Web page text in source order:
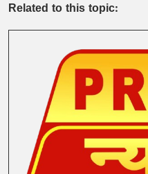
Related to this topic: